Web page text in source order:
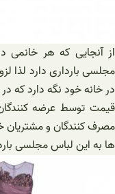
از آنجایی که هر خانمی
مجلسی بارداری دارد لذا
در خانه خود نگه دارد که
قیمت توسط عرضه
مصرف کنندگان و
ها به این لباس مجلسی